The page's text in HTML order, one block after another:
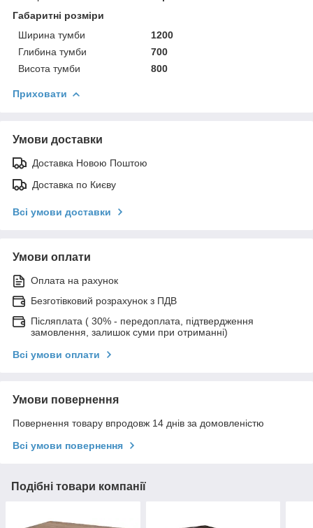
Габаритні розміри
Ширина тумби
1200
Глибина тумби
700
Висота тумби
800
Приховати
Умови доставки
Доставка Новою Поштою
Доставка по Києву
Всі умови доставки
Умови оплати
Оплата на рахунок
Безготівковий розрахунок з ПДВ
Післяплата ( 30% - передоплата, підтвердження
замовлення, залишок суми при отриманні)
Всі умови оплати
Умови повернення
Повернення товару впродовж 14 днів за домовленістю
Всі умови повернення
Подібні товари компанії